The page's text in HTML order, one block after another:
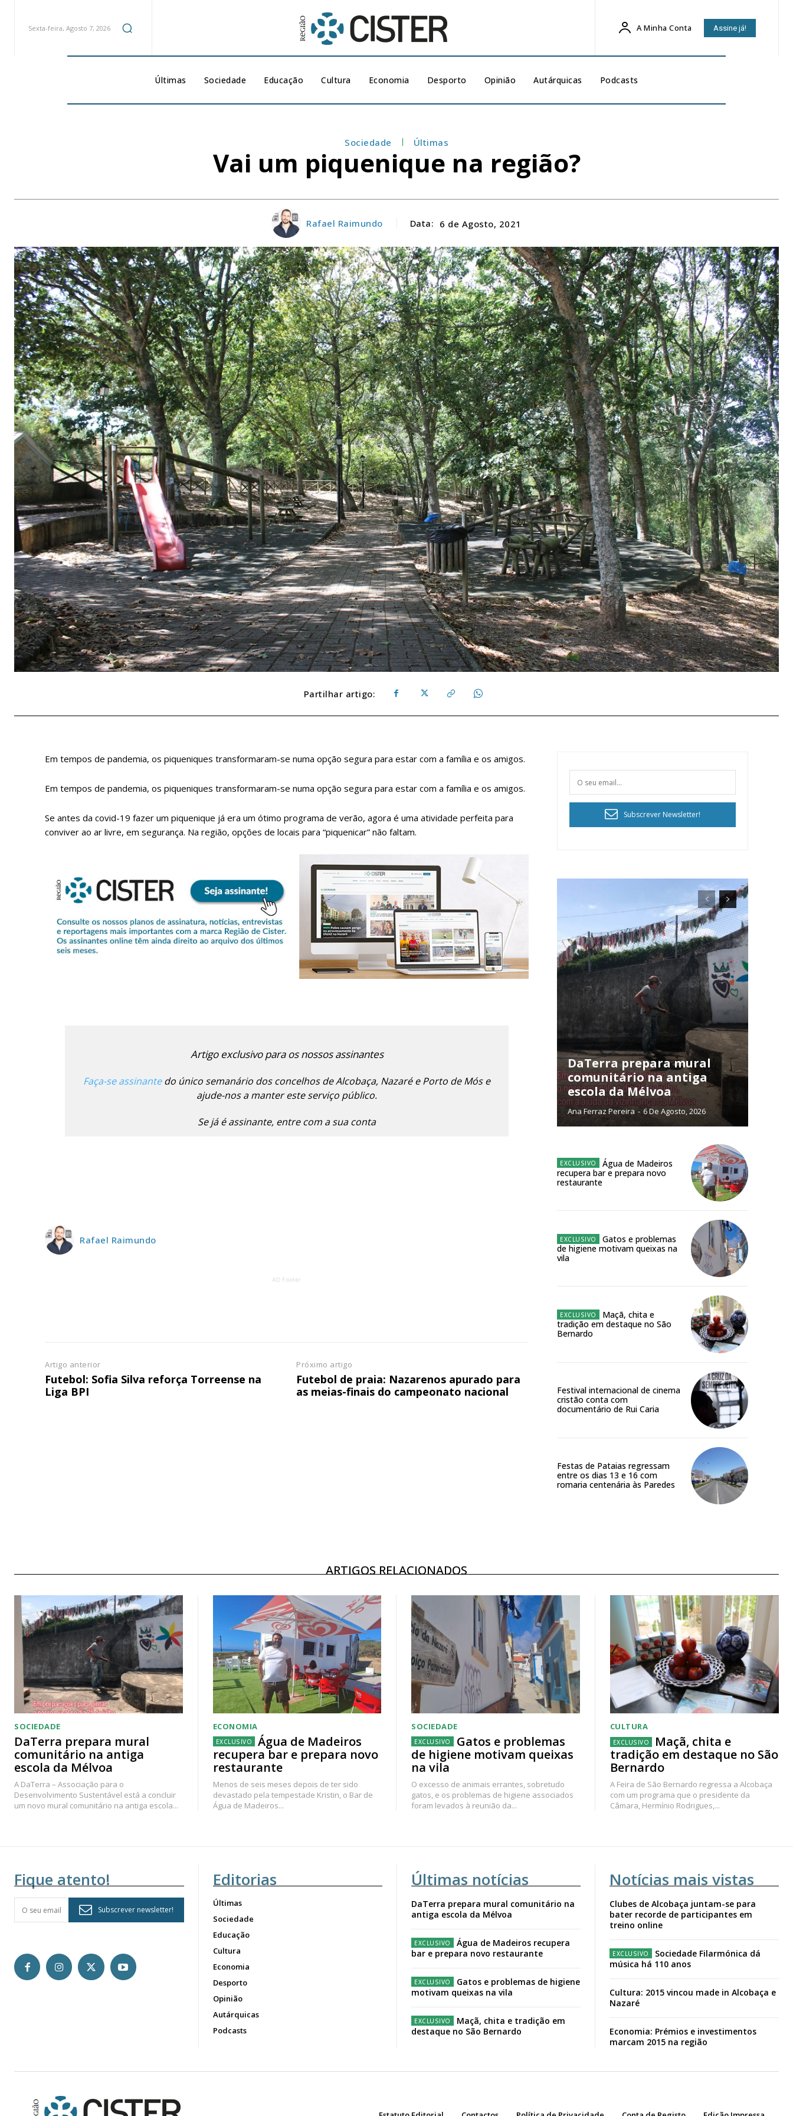
Planos de Assinatura
Faça-se assinante do Região de Cister e ajude-nos a manter este serviço público!
ASSINATURA
IMPRESSA
32€
12 meses
ASSINATURA
DIGITAL ANUAL
12 meses
Acesso ao conteúdo online
Acesso aos conteúdos Exclusivos para
Sexta-feira, Agosto 7, 2026 A Minha Conta Assine já!
Últimas Sociedade Educação Cultura Economia Desporto Opinião Autárquicas Podcasts
Sociedade Últimas
Vai um piquenique na região?
Rafael Raimundo Data: 6 de Agosto, 2021
Partilhar artigo:
Em tempos de pandemia, os piqueniques transformaram-se numa opção segura para estar com a família e os amigos.
Em tempos de pandemia, os piqueniques transformaram-se numa opção segura para estar com a família e os amigos.
Se antes da covid-19 fazer um piquenique já era um ótimo programa de verão, agora é uma atividade perfeita para
conviver ao ar livre, em segurança. Na região, opções de locais para “piquenicar” não faltam.
Artigo exclusivo para os nossos assinantes
Faça-se assinantedo único semanário dos concelhos de Alcobaça, Nazaré e Porto de Mós e
ajude-nos a manter este serviço público.
Se já é assinante, entre com a sua conta
Rafael Raimundo
AD Footer
Artigo anterior
Futebol: Sofia Silva reforça Torreense na
Liga BPI
Próximo artigo
Futebol de praia: Nazarenos apurado para
as meias-finais do campeonato nacional
Subscrever Newsletter!
DaTerra prepara mural
comunitário na antiga
escola da Mélvoa
Ana Ferraz Pereira - 6 De Agosto, 2026
Água de Madeiros
recupera bar e prepara novo
restaurante
Gatos e problemas
de higiene motivam queixas na
vila
Maçã, chita e
tradição em destaque no São
Bernardo
Festival internacional de cinema
cristão conta com
documentário de Rui Caria
Festas de Pataias regressam
entre os dias 13 e 16 com
romaria centenária às Paredes
ARTIGOS RELACIONADOS
SOCIEDADE
DaTerra prepara mural
comunitário na antiga
escola da Mélvoa
A DaTerra – Associação para o
Desenvolvimento Sustentável está a concluir
um novo mural comunitário na antiga escola...
ECONOMIA
Água de Madeiros
recupera bar e prepara novo
restaurante
Menos de seis meses depois de ter sido
devastado pela tempestade Kristin, o Bar de
Água de Madeiros...
SOCIEDADE
Gatos e problemas
de higiene motivam queixas
na vila
O excesso de animais errantes, sobretudo
gatos, e os problemas de higiene associados
foram levados à reunião da...
CULTURA
Maçã, chita e
tradição em destaque no São
Bernardo
A Feira de São Bernardo regressa a Alcobaça
com um programa que o presidente da
Câmara, Hermínio Rodrigues,...
Fique atento!
Subscrever newsletter!
Editorias
Últimas
Sociedade
Educação
Cultura
Economia
Desporto
Opinião
Autárquicas
Podcasts
Últimas notícias
DaTerra prepara mural comunitário na
antiga escola da Mélvoa
Água de Madeiros recupera
bar e prepara novo restaurante
Gatos e problemas de higiene
motivam queixas na vila
Maçã, chita e tradição em
destaque no São Bernardo
Notícias mais vistas
Clubes de Alcobaça juntam-se para
bater recorde de participantes em
treino online
Sociedade Filarmónica dá
música há 110 anos
Cultura: 2015 vincou made in Alcobaça e
Nazaré
Economia: Prémios e investimentos
marcam 2015 na região